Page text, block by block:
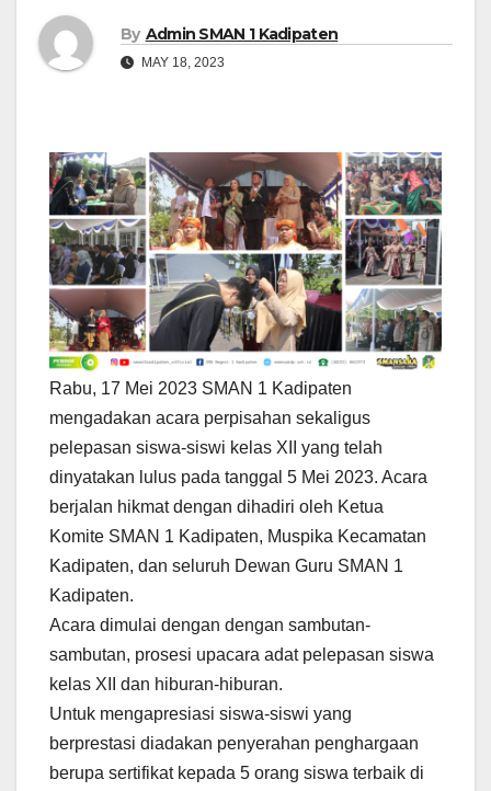
By Admin SMAN 1 Kadipaten
MAY 18, 2023
Rabu, 17 Mei 2023 SMAN 1 Kadipaten
mengadakan acara perpisahan sekaligus
pelepasan siswa-siswi kelas XII yang telah
dinyatakan lulus pada tanggal 5 Mei 2023. Acara
berjalan hikmat dengan dihadiri oleh Ketua
Komite SMAN 1 Kadipaten, Muspika Kecamatan
Kadipaten, dan seluruh Dewan Guru SMAN 1
Kadipaten.
Acara dimulai dengan dengan sambutan-
sambutan, prosesi upacara adat pelepasan siswa
kelas XII dan hiburan-hiburan.
Untuk mengapresiasi siswa-siswi yang
berprestasi diadakan penyerahan penghargaan
berupa sertifikat kepada 5 orang siswa terbaik di